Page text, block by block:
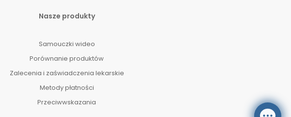
Nasze produkty
Samouczki wideo
Porównanie produktów
Zalecenia i zaświadczenia lekarskie
Metody płatności
Przeciwwskazania